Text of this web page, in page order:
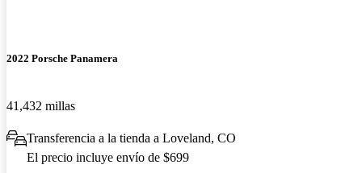
2022 Porsche Panamera
41,432 millas
Transferencia a la tienda a Loveland, CO
El precio incluye envío de $699